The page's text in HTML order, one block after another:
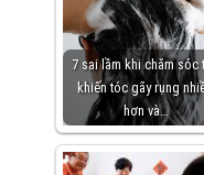
7 sai lầm khi chăm sóc
khiến tóc gãy rụng
hơn và…